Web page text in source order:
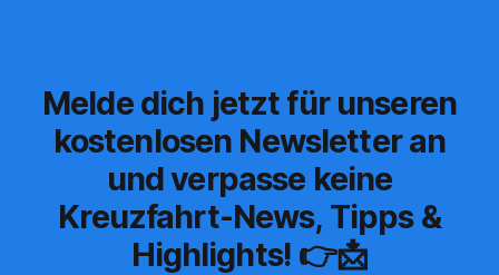
Melde dich jetzt für unseren
kostenlosen Newsletter an
und verpasse keine
Kreuzfahrt-News, Tipps &
Highlights! 👉📩